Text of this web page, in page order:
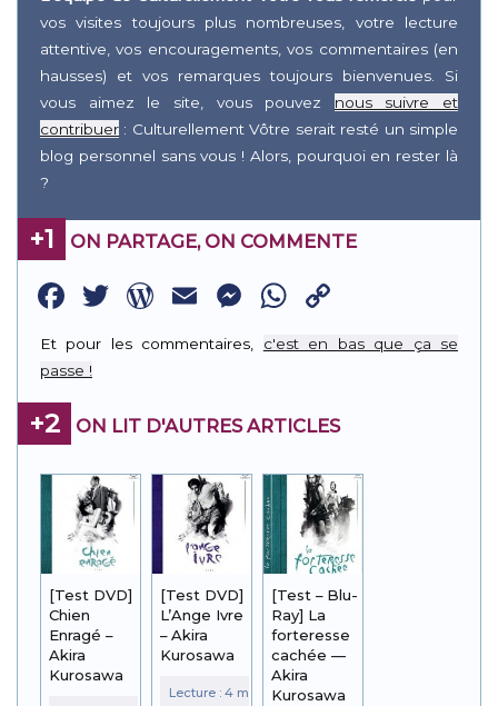
vos visites toujours plus nombreuses, votre lecture
attentive, vos encouragements, vos commentaires (en
hausses) et vos remarques toujours bienvenues. Si
vous aimez le site, vous pouvez nous suivre et
contribuer : Culturellement Vôtre serait resté un simple
blog personnel sans vous ! Alors, pourquoi en rester là
?
+1 ON PARTAGE, ON COMMENTE
Facebook
Twitter
WordPress
EmailMessenger
WhatsApp
Link
Et pour les commentaires, c'est en bas que ça se
passe !
+2 ON LIT D'AUTRES ARTICLES
[Test DVD]
Chien
Enragé –
Akira
Kurosawa
[Test DVD]
L’Ange Ivre
– Akira
Kurosawa
[Test – Blu-
Ray] La
forteresse
cachée —
Akira
Kurosawa